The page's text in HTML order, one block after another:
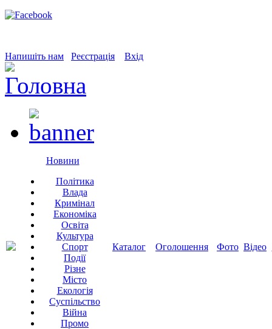
Напишіть нам Реєстрація Вхід
Новини
Політика
Влада
Кримінал
Економіка
Освіта
Культура
Спорт
Події
Різне
Місто
Екологія
Суспільство
Війна
Промо
Каталог Оголошення Фото Відео